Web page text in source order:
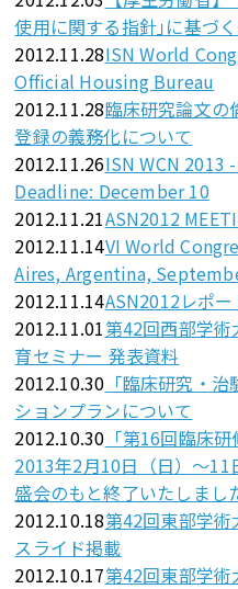
使用に関する指針｣に基づ
2012.11.28ISN World
Official Housing Bureau
2012.11.28臨床研究論文の
登録の義務化について
2012.11.26ISN WCN 2013
Deadline: December 10
2012.11.21ASN2012
2012.11.14VI World
Aires, Argentina,
2012.11.14ASN2012レポ
2012.11.01第42回西部学
育セミナー 発表資料
2012.10.30 「臨床研究・
ションプランについて
2012.10.30 「第16回臨床
2013年2月10日（日）～11
盛会のもと終了いたしまし
2012.10.18第42回東部学
スライド掲載
2012.10.17第42回東部学